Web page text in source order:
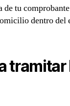
de tu
dentro del
tramitar